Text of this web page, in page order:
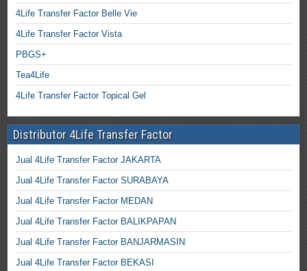
4Life Transfer Factor Belle Vie
4Life Transfer Factor Vista
PBGS+
Tea4Life
4Life Transfer Factor Topical Gel
Distributor 4Life Transfer Factor
Jual 4Life Transfer Factor JAKARTA
Jual 4Life Transfer Factor SURABAYA
Jual 4Life Transfer Factor MEDAN
Jual 4Life Transfer Factor BALIKPAPAN
Jual 4Life Transfer Factor BANJARMASIN
Jual 4Life Transfer Factor BEKASI